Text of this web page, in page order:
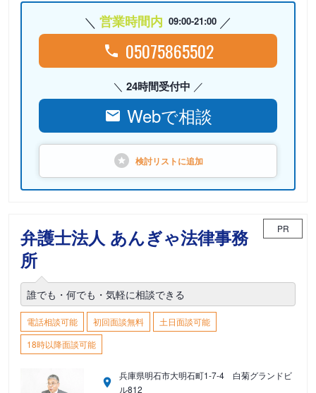
営業時間内 09:00-21:00
05075865502
24時間受付中
Webで相談
検討リストに追加
弁護士法人 あんぎゃ法律事務
所
PR
誰でも・何でも・気軽に相談できる
電話相談可能 初回面談無料
土日面談可能
18時以降面談可能
兵庫県明石市大明石町1-7-4 白菊グランドビ
ル812